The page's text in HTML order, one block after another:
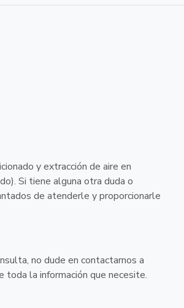
y extracción de aire en
Si tiene alguna otra duda o
de atenderle y proporcionarle
no dude en contactarnos a
la información que necesite.